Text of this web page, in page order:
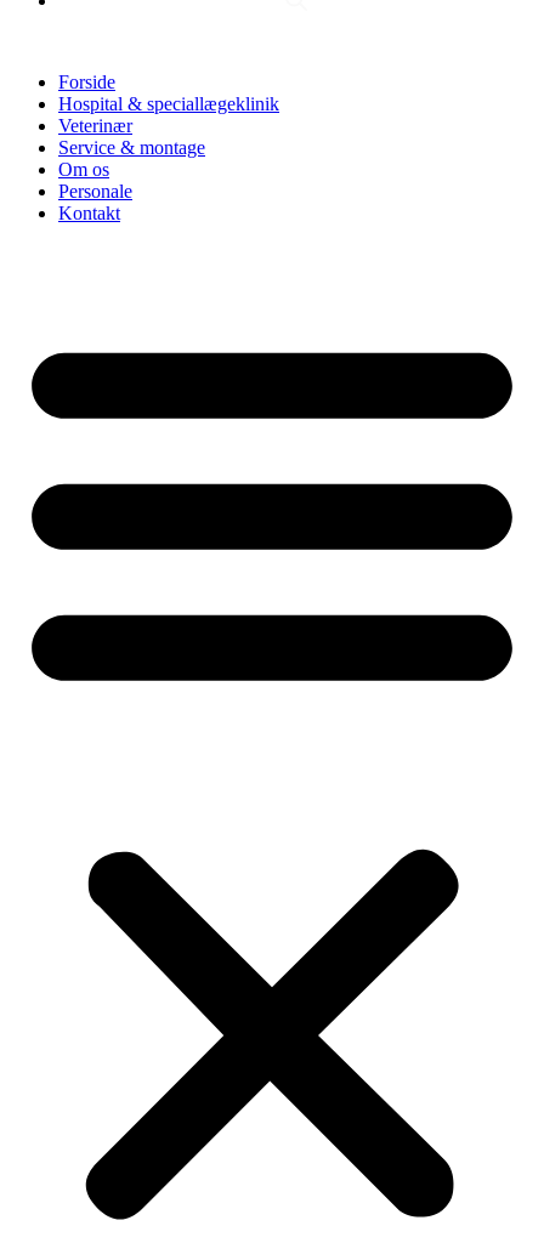
Forside
Hospital & speciallægeklinik
Veterinær
Service & montage
Om os
Personale
Kontakt